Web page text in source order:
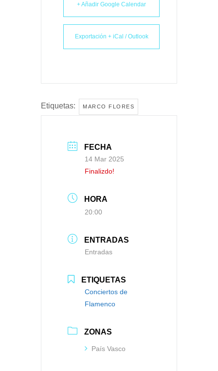
+ Añadir Google Calendar
Exportación + iCal / Outlook
Etiquetas: MARCO FLORES
FECHA
14 Mar 2025
Finalizdo!
HORA
20:00
ENTRADAS
Entradas
ETIQUETAS
Conciertos de
Flamenco
ZONAS
País Vasco